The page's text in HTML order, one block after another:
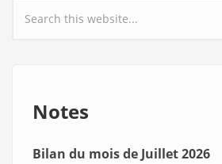
Search form
Notes
Bilan du mois de Juillet 2026